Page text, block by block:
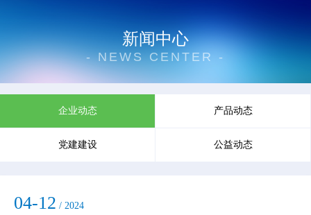
新闻中心
- NEWS CENTER -
企业动态 产品动态
党建建设 公益动态
04-12 / 2024